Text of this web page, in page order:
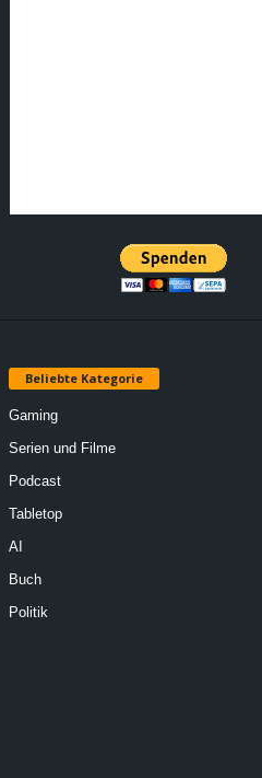
Beliebte Kategorie
Gaming
Serien und Filme
Podcast
Tabletop
AI
Buch
Politik